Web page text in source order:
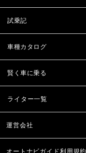
試乗記
車種カタログ
賢く車に乗る
ライター一覧
運営会社
オートナビガイド利用規約